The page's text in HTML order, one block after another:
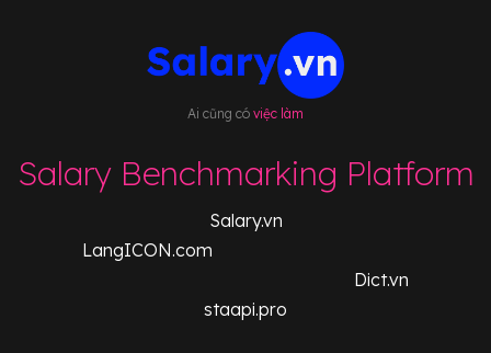
Ai cũng có việc làm
Salary Benchmarking Platform
Salary.vn
LangICON.com
Dict.vn
staapi.pro